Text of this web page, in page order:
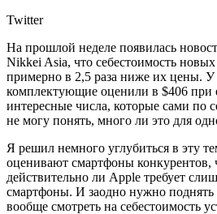
Twitter
На прошлой неделе появилась
Nikkei Asia, что себестоимость
примерно в 2,5 раза ниже их цены. У
комплектующие оценили в $406 при
интересные числа, которые сами по
не могу понять, много ли это для
Я решил немного углубиться в эту
оценивают смартфоны конкурентов,
действительно ли Apple требует
смартфоны. И заодно нужно поднять
вообще смотреть на себестоимость